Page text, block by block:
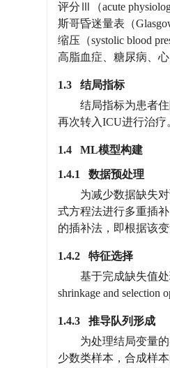
评分Ⅲ（acute
斯哥昏迷量表（
缩压（systolic blood
高脂血症、糖尿病、
1.3 结局指标
结局指标为患者
再次转入ICU进行治疗
1.4 ML模型构建
1.4.1 数据预处理
为减少数据缺失
式方程法进行多重插
的插补法，即根据该
1.4.2 特征选择
基于完成缺失值
shrinkage and
1.4.3 推导队列形成
为处理结局变量
少数类样本，合成样